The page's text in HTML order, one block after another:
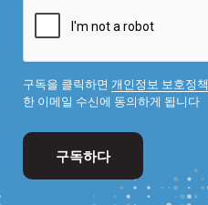
구독을 클릭하면 개인정보 보호정책
한 이메일 수신에 동의하게 됩니다